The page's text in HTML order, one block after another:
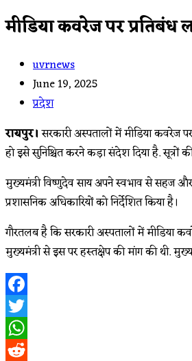
मीडिया कवरेज पर
Post
author:
uvrnews
Post
published:
June 19, 2025
Post
category:
प्रदेश
रायपुर।सरकारी अस्पतालों में मीडिया कवरेज
हो इसे सुनिश्चित करने कड़ा संदेश दिया है.
मुख्यमंत्री विष्णुदेव साय अपने स्वभाव से सहज
प्रशासनिक अधिकारियों को निर्देशित किया है।
गौरतलब है कि सरकारी अस्पतालों में मीडिया
मुख्यमंत्री से इस पर हस्तक्षेप की मांग की थी.
Facebook
Twitter
WhatsApp